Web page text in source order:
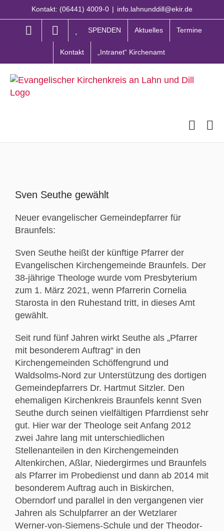
Inhalt
Kontakt: (06441) 4009-0 | info.lahnunddill@ekir.de
SPENDEN Aktuelles Termine
Kontakt „Intranet“ Kirchenamt
grösseres
Sven Seuthe gewählt
Neuer evangelischer Gemeindepfarrer für
Braunfels:
Sven Seuthe heißt der künftige Pfarrer der
Evangelischen Kirchengemeinde Braunfels. Der
38-jährige Theologe wurde vom Presbyterium
zum 1. März 2021, wenn Pfarrerin Cornelia
Starosta in den Ruhestand tritt, in dieses Amt
gewählt.
Seit rund fünf Jahren wirkt Seuthe als „Pfarrer
mit besonderem Auftrag“ in den
Kirchengemeinden Schöffengrund und
Waldsolms-Nord zur Unterstützung des dortigen
Gemeindepfarrers Dr. Hartmut Sitzler. Den
ehemaligen Kirchenkreis Braunfels kennt Sven
Seuthe durch seinen vielfältigen Pfarrdienst sehr
gut. Hier war der Theologe seit Anfang 2012
zwei Jahre lang mit unterschiedlichen
Stellenanteilen in den Kirchengemeinden
Altenkirchen, Aßlar, Niedergirmes und Braunfels
als Pfarrer im Probedienst und dann ab 2014 mit
besonderem Auftrag auch in Biskirchen,
Oberndorf und parallel in den vergangenen vier
Jahren als Schulpfarrer an der Wetzlarer
Werner-von-Siemens-Schule und der Theodor-